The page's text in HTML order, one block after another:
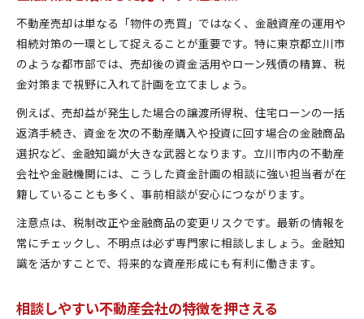
不動産売却は単なる「物件の売買」ではなく、金融資産の運用や
相続対策の一環として捉えることが重要です。特に東京都立川市
のような都市部では、売却後の資金活用やローン残債の精算、税
金対策まで視野に入れて計画を立てましょう。
例えば、売却益が発生した場合の譲渡所得税、住宅ローンの一括
返済手続き、資金を次の不動産購入や投資に回す場合の金融商品
選択など、金融知識が大きな武器となります。立川市内の不動産
会社や金融機関には、こうした資金計画の相談に強い担当者が在
籍していることも多く、事前相談が安心につながります。
注意点は、税制改正や金融商品の変更リスクです。最新の情報を
常にチェックし、不明点は必ず専門家に相談しましょう。金融知
識を活かすことで、将来的な資産形成にも有利に働きます。
相談しやすい不動産会社の特徴を押さえる